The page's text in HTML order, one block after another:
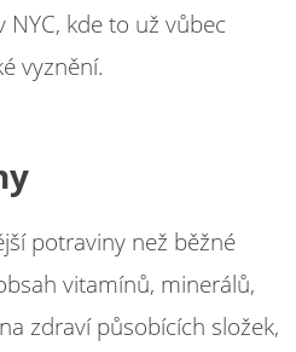
kde to už vůbec
vyznění.
potraviny než běžné
vitamínů, minerálů,
zdraví působících složek,